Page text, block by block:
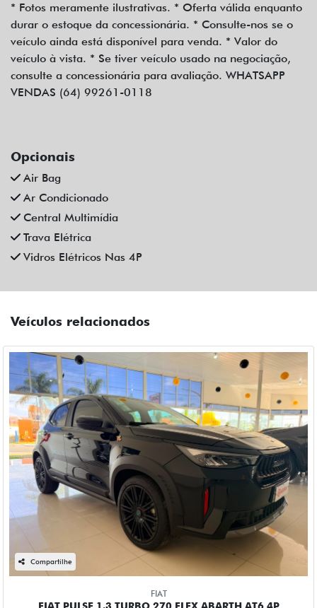
* Fotos meramente ilustrativas. * Oferta válida enquanto
durar o estoque da concessionária. * Consulte-nos se o
veículo ainda está disponível para venda. * Valor do
veículo à vista. * Se tiver veículo usado na negociação,
consulte a concessionária para avaliação. WHATSAPP
VENDAS (64) 99261-0118
Opcionais
Air Bag
Ar Condicionado
Central Multimídia
Trava Elétrica
Vidros Elétricos Nas 4P
Veículos relacionados
Compartilhe
FIAT
FIAT PULSE 1.3 TURBO 270 FLEX ABARTH AT6 4P